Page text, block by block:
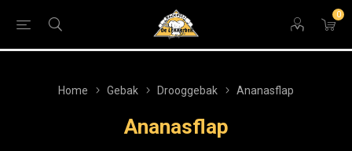
0
Home Gebak Drooggebak Ananasflap
Ananasflap